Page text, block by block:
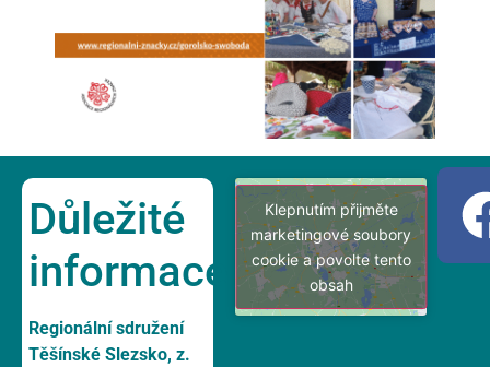
Důležité
informace
Regionální sdružení
Těšínské Slezsko, z.
Klepnutím přijměte
marketingové soubory
cookie a povolte tento
obsah